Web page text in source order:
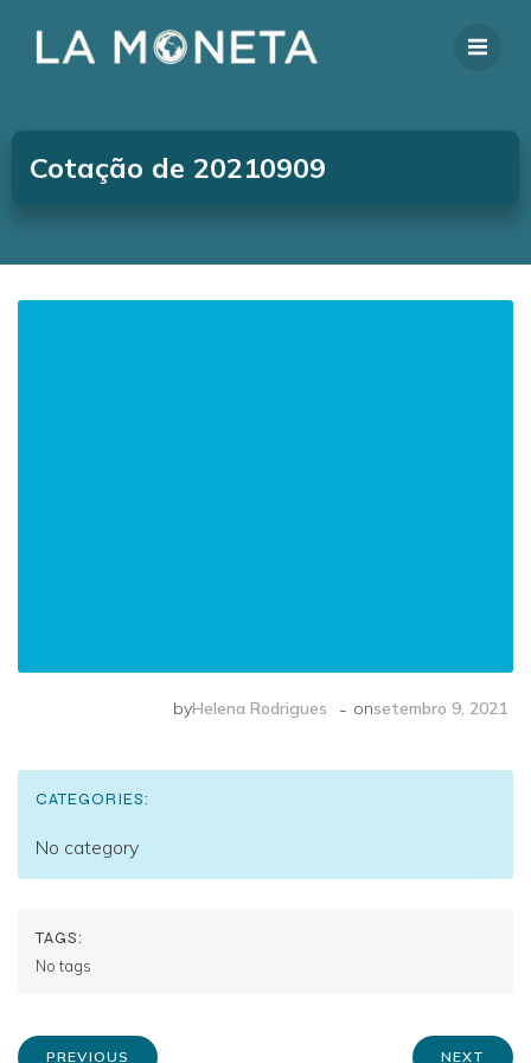
Cotação de 20210909
byHelena Rodrigues - onsetembro 9, 2021
CATEGORIES:
No category
TAGS:
No tags
PREVIOUS NEXT